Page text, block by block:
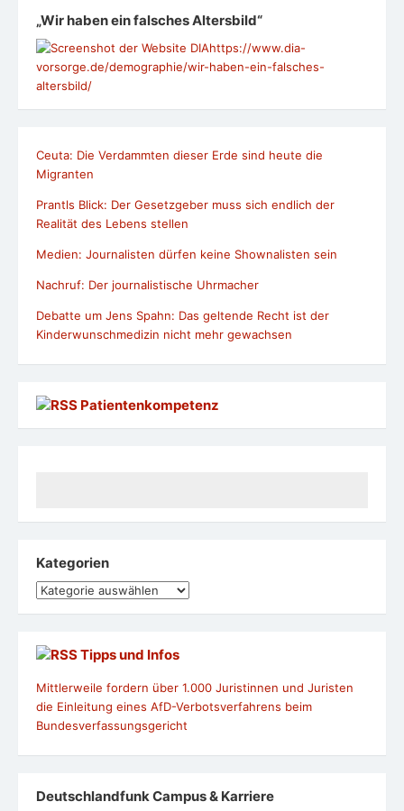
„Wir haben ein falsches Altersbild“
https://www.dia-
vorsorge.de/demographie/wir-haben-ein-falsches-
altersbild/
Ceuta: Die Verdammten dieser Erde sind heute die
Migranten
Prantls Blick: Der Gesetzgeber muss sich endlich der
Realität des Lebens stellen
Medien: Journalisten dürfen keine Shownalisten sein
Nachruf: Der journalistische Uhrmacher
Debatte um Jens Spahn: Das geltende Recht ist der
Kinderwunschmedizin nicht mehr gewachsen
Patientenkompetenz
Kategorien
Kategorien
Tipps und Infos
Mittlerweile fordern über 1.000 Juristinnen und Juristen
die Einleitung eines AfD-Verbotsverfahrens beim
Bundesverfassungsgericht
Deutschlandfunk Campus & Karriere